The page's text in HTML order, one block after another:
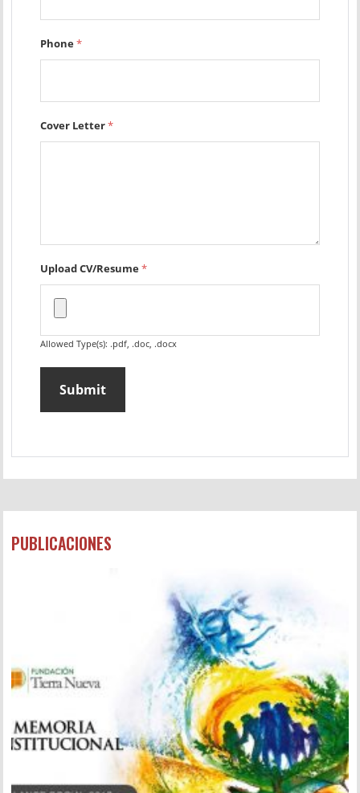
Phone*
Cover Letter*
Upload CV/Resume*
Allowed Type(s): .pdf, .doc, .docx
PUBLICACIONES